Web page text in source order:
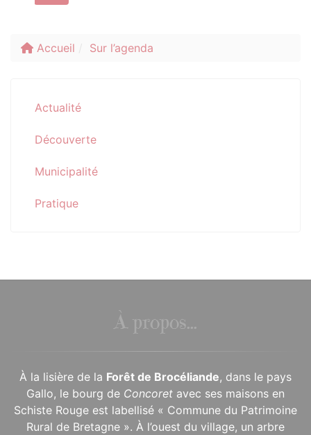
Accueil Sur l’agenda
Actualité
Découverte
Municipalité
Pratique
À propos...
À la lisière de la Forêt de Brocéliande, dans le pays
Gallo, le bourg de Concoret avec ses maisons en
Schiste Rouge est labellisé « Commune du Patrimoine
Rural de Bretagne ». À l’ouest du village, un arbre